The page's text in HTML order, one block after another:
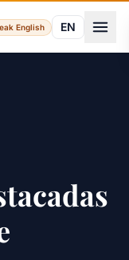
English EN